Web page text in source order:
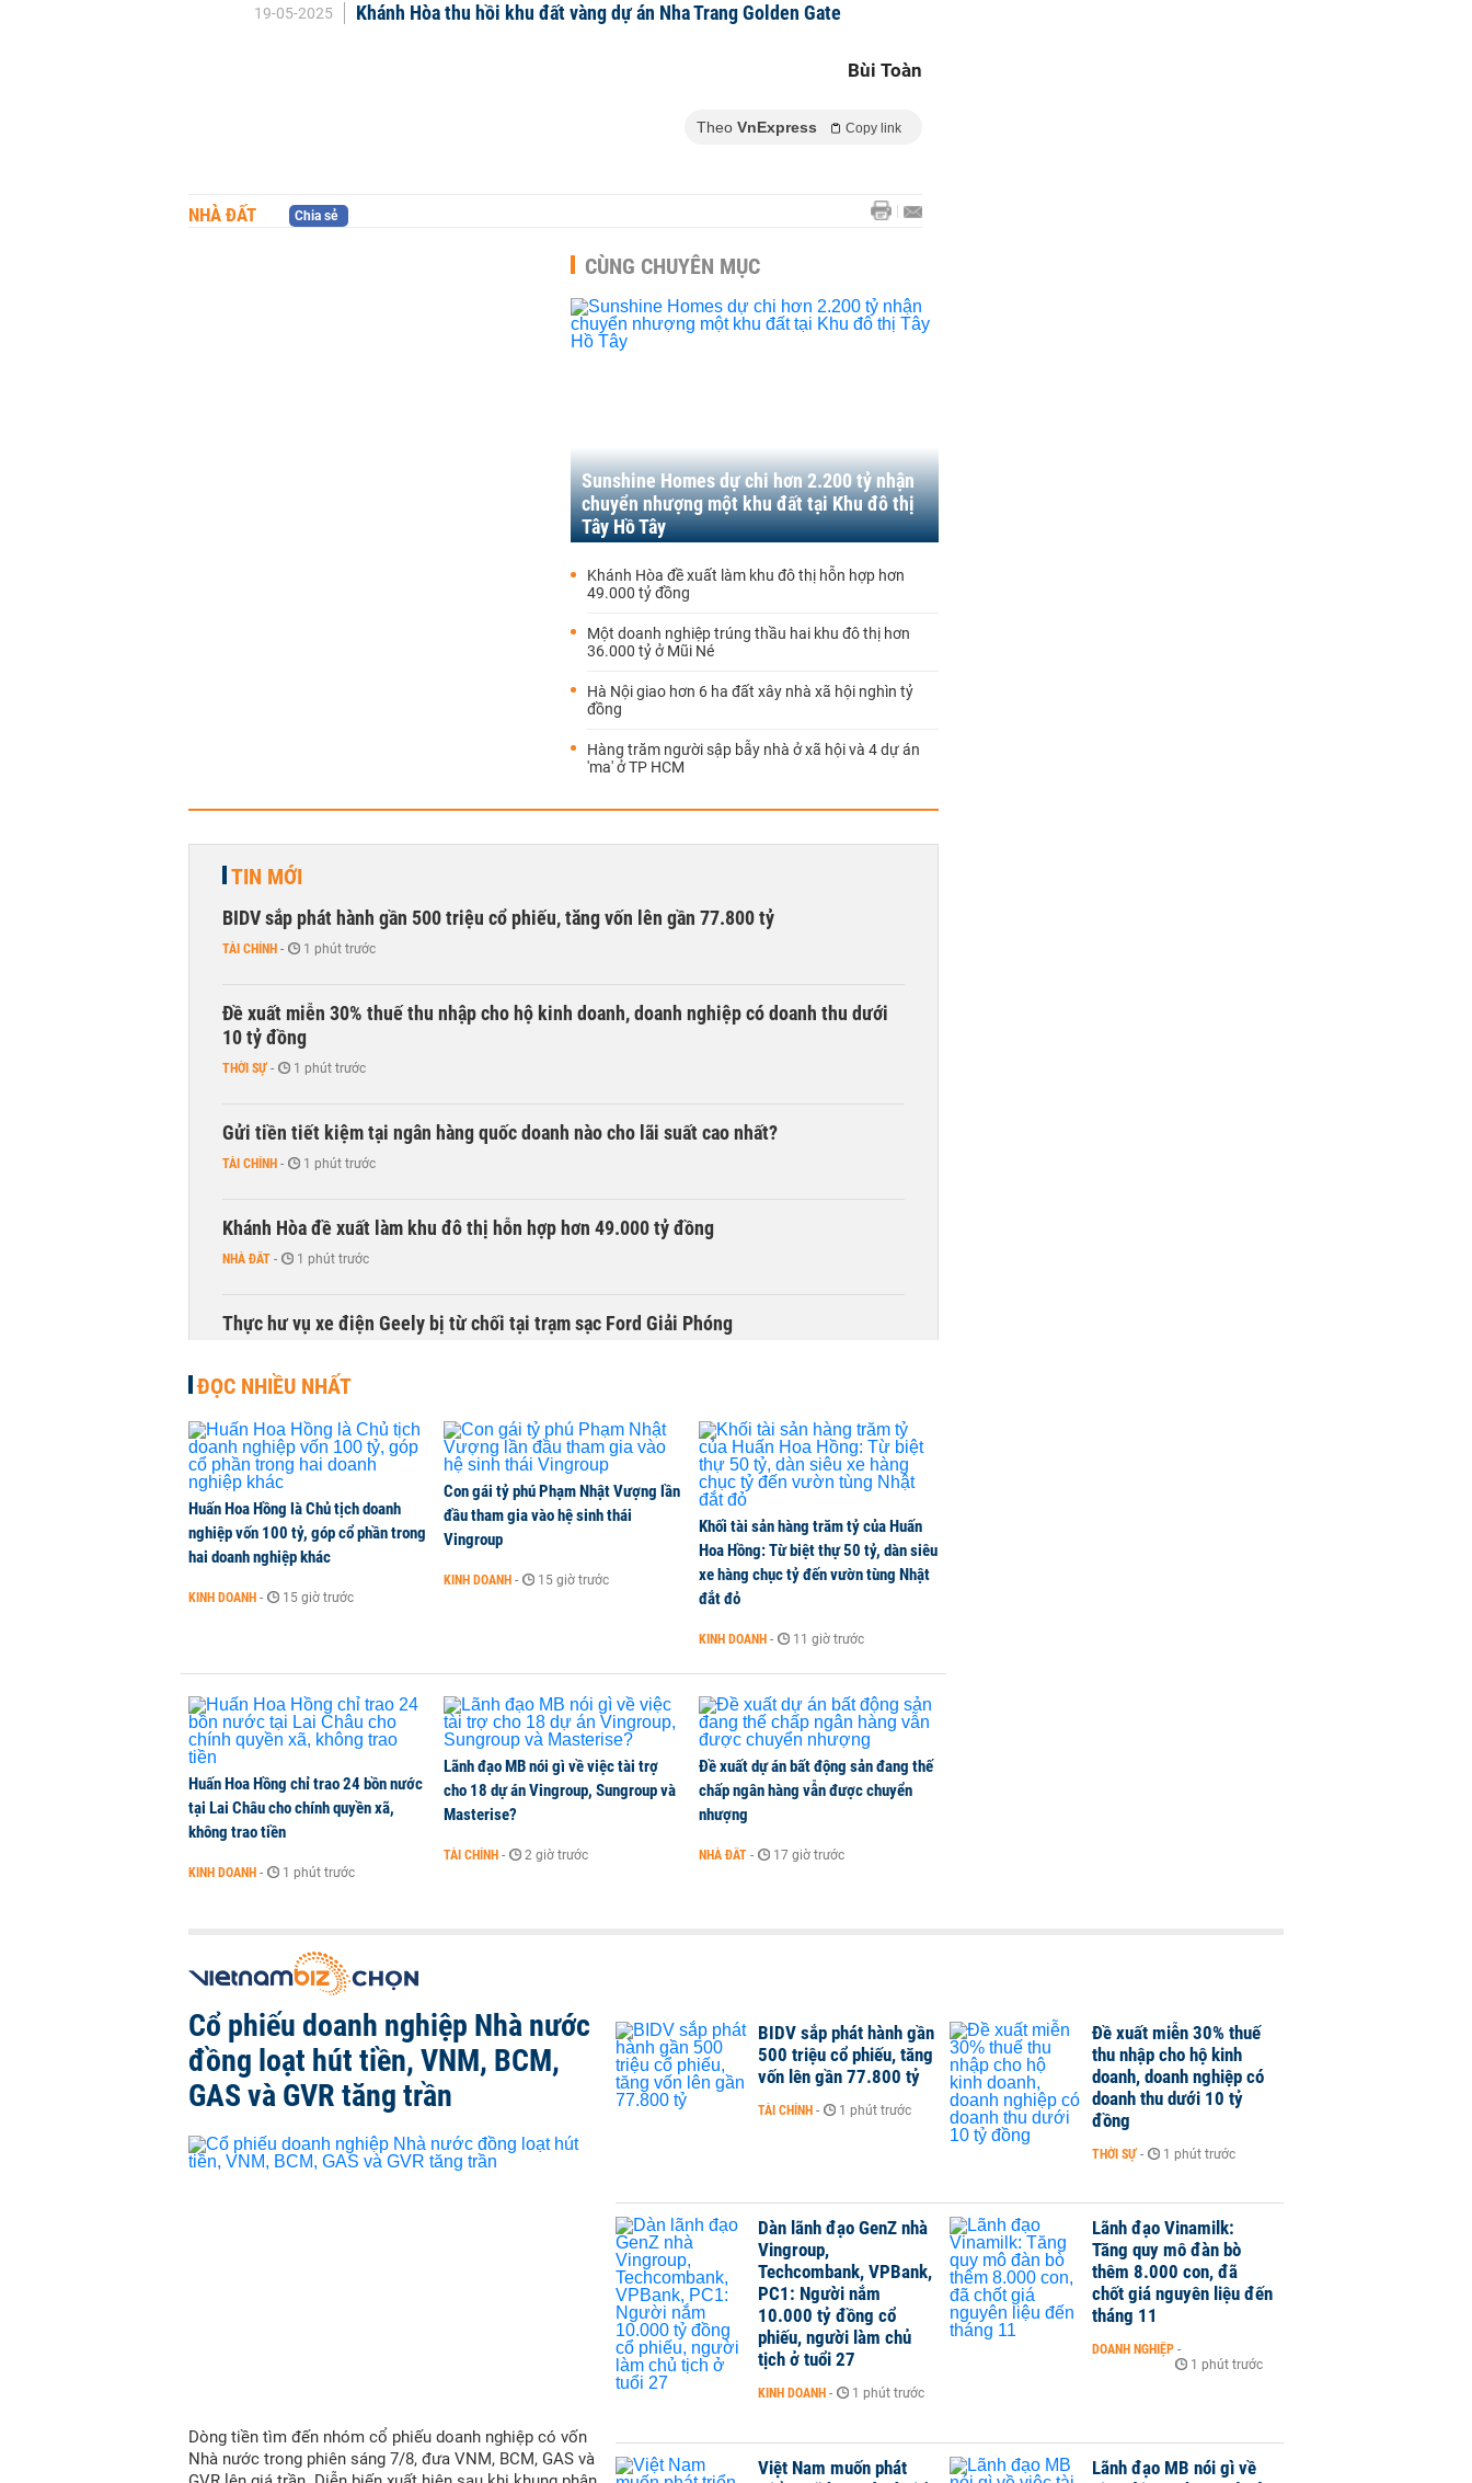
19-05-2025 Khánh Hòa thu hồi khu đất vàng dự án Nha Trang Golden Gate
Bùi Toàn
Theo VnExpress Copy link
NHÀ ĐẤT Chia sẻ
CÙNG CHUYÊN MỤC
Sunshine Homes dự chi hơn 2.200 tỷ nhận
chuyển nhượng một khu đất tại Khu đô thị
Tây Hồ Tây
Khánh Hòa đề xuất làm khu đô thị hỗn hợp hơn
49.000 tỷ đồng
Một doanh nghiệp trúng thầu hai khu đô thị hơn
36.000 tỷ ở Mũi Né
Hà Nội giao hơn 6 ha đất xây nhà xã hội nghìn tỷ
đồng
Hàng trăm người sập bẫy nhà ở xã hội và 4 dự án
'ma' ở TP HCM
TIN MỚI
BIDV sắp phát hành gần 500 triệu cổ phiếu, tăng vốn lên gần 77.800 tỷ
TÀI CHÍNH - 1 phút trước
Đề xuất miễn 30% thuế thu nhập cho hộ kinh doanh, doanh nghiệp có doanh thu dưới
10 tỷ đồng
THỜI SỰ - 1 phút trước
Gửi tiền tiết kiệm tại ngân hàng quốc doanh nào cho lãi suất cao nhất?
TÀI CHÍNH - 1 phút trước
Khánh Hòa đề xuất làm khu đô thị hỗn hợp hơn 49.000 tỷ đồng
NHÀ ĐẤT - 1 phút trước
Thực hư vụ xe điện Geely bị từ chối tại trạm sạc Ford Giải Phóng
Chính sách nhà ở của nước Anh - Góc tham chiếu cho Việt Nam
QUỐC TẾ - 1 phút trước
Bảo hiểm Quân đội 11 năm liên tiếp trong Top 10 Doanh nghiệp Bảo hiểm Phi nhân thọ
uy tín
TÀI CHÍNH
Dàn lãnh đạo GenZ nhà Vingroup, Techcombank, VPBank, PC1: Người nắm 10.000 tỷ
ĐỌC NHIỀU NHẤT
Huấn Hoa Hồng là Chủ tịch doanh
nghiệp vốn 100 tỷ, góp cổ phần trong
hai doanh nghiệp khác
KINH DOANH - 15 giờ trước
Con gái tỷ phú Phạm Nhật Vượng lần
đầu tham gia vào hệ sinh thái
Vingroup
KINH DOANH - 15 giờ trước
Khối tài sản hàng trăm tỷ của Huấn
Hoa Hồng: Từ biệt thự 50 tỷ, dàn siêu
xe hàng chục tỷ đến vườn tùng Nhật
đắt đỏ
KINH DOANH - 11 giờ trước
Huấn Hoa Hồng chỉ trao 24 bồn nước
tại Lai Châu cho chính quyền xã,
không trao tiền
KINH DOANH - 1 phút trước
Lãnh đạo MB nói gì về việc tài trợ
cho 18 dự án Vingroup, Sungroup và
Masterise?
TÀI CHÍNH - 2 giờ trước
Đề xuất dự án bất động sản đang thế
chấp ngân hàng vẫn được chuyển
nhượng
NHÀ ĐẤT - 17 giờ trước
Cổ phiếu doanh nghiệp Nhà nước
đồng loạt hút tiền, VNM, BCM,
GAS và GVR tăng trần
Dòng tiền tìm đến nhóm cổ phiếu doanh nghiệp có vốn
Nhà nước trong phiên sáng 7/8, đưa VNM, BCM, GAS và
BIDV sắp phát hành gần
500 triệu cổ phiếu, tăng
vốn lên gần 77.800 tỷ
TÀI CHÍNH - 1 phút trước
Đề xuất miễn 30% thuế
thu nhập cho hộ kinh
doanh, doanh nghiệp có
doanh thu dưới 10 tỷ
đồng
THỜI SỰ - 1 phút trước
Dàn lãnh đạo GenZ nhà
Vingroup,
Techcombank, VPBank,
PC1: Người nắm
10.000 tỷ đồng cổ
phiếu, người làm chủ
tịch ở tuổi 27
KINH DOANH - 1 phút trước
Lãnh đạo Vinamilk:
Tăng quy mô đàn bò
thêm 8.000 con, đã
chốt giá nguyên liệu đến
tháng 11
DOANH NGHIỆP -
1 phút trước
Việt Nam muốn phát
Lãnh đạo MB nói gì về